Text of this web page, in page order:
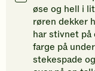
øse og hell i
røren dekker
har stivnet på
farge på
stekespade